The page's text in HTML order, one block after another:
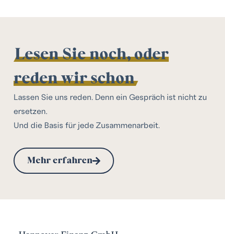
Lesen Sie noch, oder
reden wir schon
Lassen Sie uns reden. Denn ein Gespräch ist nicht zu
ersetzen.
Und die Basis für jede Zusammenarbeit.
Mehr erfahren